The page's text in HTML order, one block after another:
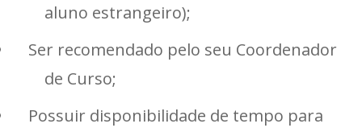
aluno estrangeiro);
Ser recomendado pelo seu Coordenador
de Curso;
Possuir disponibilidade de tempo para